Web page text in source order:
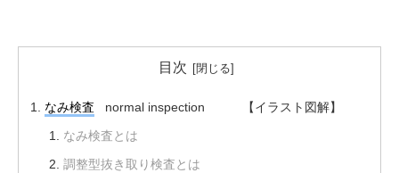
目次
なみ検査 normal inspection 【イラスト図解】
なみ検査とは
調整型抜き取り検査とは